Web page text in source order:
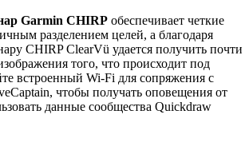
Garmin CHIRP обеспечивает четкие
разделением целей, а благодаря
CHIRP ClearVü удается получить почти
того, что происходит под
встроенный Wi-Fi для сопряжения с
чтобы получать оповещения от
данные сообщества Quickdraw